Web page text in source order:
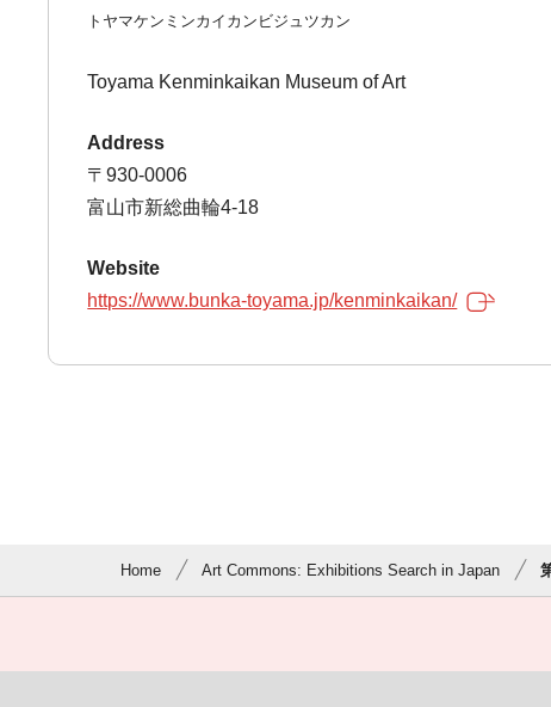
トヤマケンミンカイカンビジュツカン
Toyama Kenminkaikan Museum of Art
Address
〒930-0006
富山市新総曲輪4-18
Website
https://www.bunka-toyama.jp/kenminkaikan/
Home Art Commons: Exhibitions Search in Japan